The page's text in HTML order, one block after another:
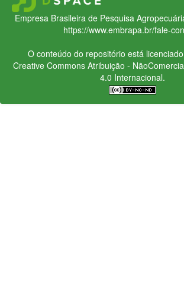
Empresa Brasileira de Pesquisa
https://www.embrapa.br/fale-
O conteúdo do repositório está
Creative CommonsAtribuição -
4.0 Internacional.